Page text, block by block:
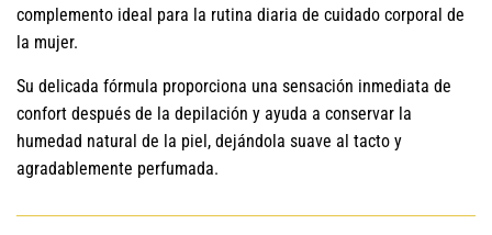
complemento ideal para la rutina diaria de cuidado corporal de
la mujer.
Su delicada fórmula proporciona una sensación inmediata de
confort después de la depilación y ayuda a conservar la
humedad natural de la piel, dejándola suave al tacto y
agradablemente perfumada.